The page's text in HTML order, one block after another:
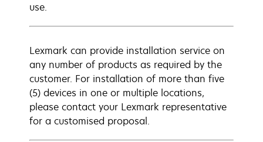
use.
Lexmark can provide installation service on
any number of products as required by the
customer. For installation of more than five
(5) devices in one or multiple locations,
please contact your Lexmark representative
for a customised proposal.